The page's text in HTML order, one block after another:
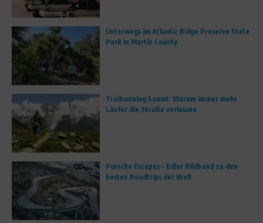
Unterwegs im Atlantic Ridge Preserve State
Park in Martin County
Trailrunning boomt: Warum immer mehr
Läufer die Straße verlassen
Porsche Escapes – Edler Bildband zu den
besten Roadtrips der Welt